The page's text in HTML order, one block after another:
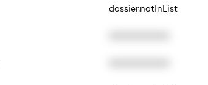
dossier.notInList